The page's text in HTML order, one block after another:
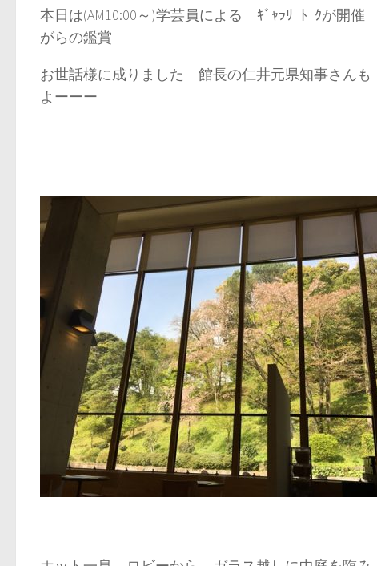
本日は(AM10:00～)学芸員による ｷﾞｬﾗﾘｰﾄｰｸが開
がらの鑑賞
お世話様に成りました 館長の仁井元県知事さん
よーーー